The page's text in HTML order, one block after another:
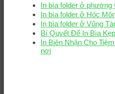
In bìa folder ở phường
In bìa folder ở Hóc
In bìa folder ở Vũng
Bí Quyết Để In Bìa
In Biên Nhận Cho
nơi